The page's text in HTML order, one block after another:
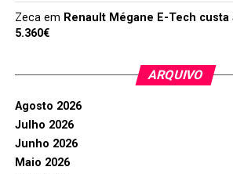
Zecaem Renault Mégane E-Tech
5.360€
ARQUIVO
Agosto 2026
Julho 2026
Junho 2026
Maio 2026